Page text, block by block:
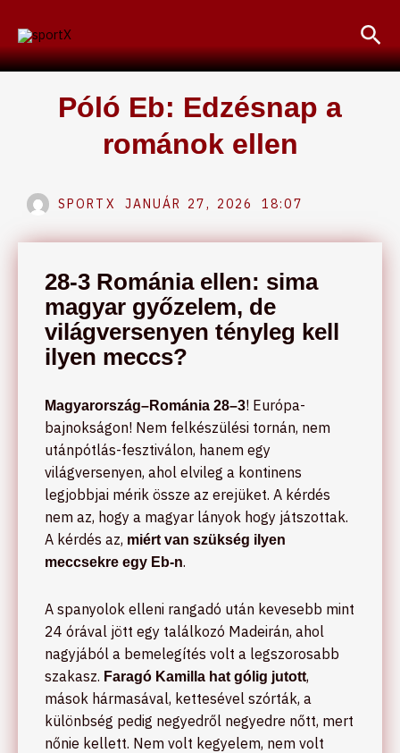
content
Póló Eb: Edzésnap a
románok ellen
SPORTX JANUÁR 27, 2026 18:07
28-3 Románia ellen: sima
magyar győzelem, de
világversenyen tényleg kell
ilyen meccs?
Magyarország–Románia 28–3! Európa-
bajnokságon! Nem felkészülési tornán, nem
utánpótlás-fesztiválon, hanem egy
világversenyen, ahol elvileg a kontinens
legjobbjai mérik össze az erejüket. A kérdés
nem az, hogy a magyar lányok hogy játszottak.
A kérdés az, miért van szükség ilyen
meccsekre egy Eb-n.
A spanyolok elleni rangadó után kevesebb mint
24 órával jött egy találkozó Madeirán, ahol
nagyjából a bemelegítés volt a legszorosabb
szakasz. Faragó Kamilla hat gólig jutott,
mások hármasával, kettesével szórták, a
különbség pedig negyedről negyedre nőtt, mert
nőnie kellett. Nem volt kegyelem, nem volt